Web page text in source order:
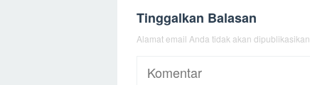
Tinggalkan Balasan
Alamat email Anda tidak akan dipublikasikan.